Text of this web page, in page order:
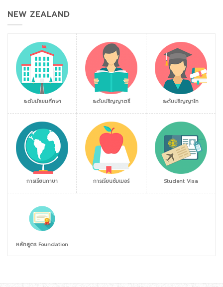
NEW ZEALAND
ระดับมัธยมศึกษา ระดับปริญญาตรี ระดับปริญญาโท
การเรียนภาษา การเรียนซัมเมอร์ Student Visa
หลักสูตร Foundation